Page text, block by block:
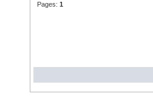
Pages: 1